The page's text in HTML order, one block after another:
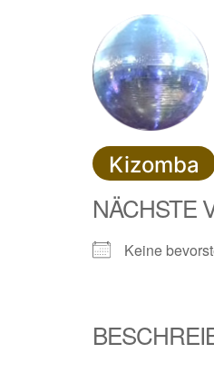
Kizomba
NÄCHSTE
Keine